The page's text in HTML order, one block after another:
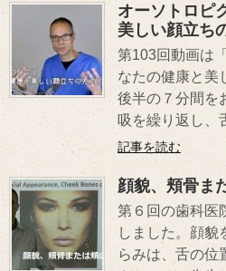
オーソトロピ
美しい顔立ち
第103回動画は
なたの健康と美
後半の７分間を
吸を繰り返し、
記事を読む
顔貌、頬骨ま
第６回の歯科医
しました。顔貌
らみは、舌の位